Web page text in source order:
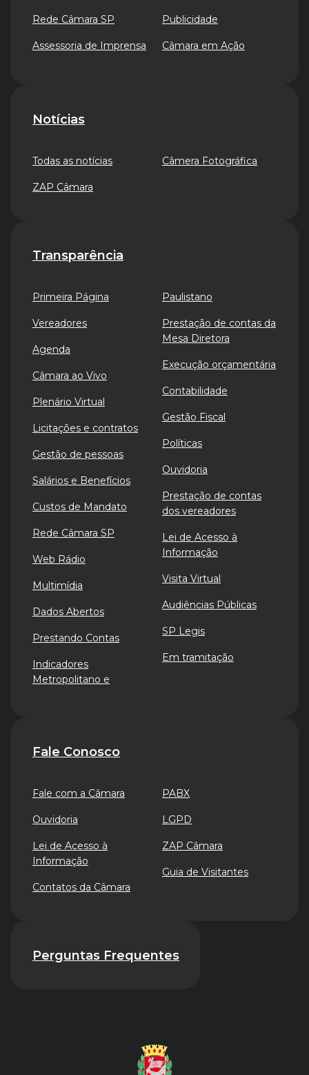
Rede Câmara SP
Assessoria de Imprensa
Publicidade
Câmara em Ação
Notícias
Todas as notícias
ZAP Câmara
Câmera Fotográfica
Transparência
Primeira Página
Vereadores
Agenda
Câmara ao Vivo
Plenário Virtual
Licitações e contratos
Gestão de pessoas
Salários e Benefícios
Custos de Mandato
Rede Câmara SP
Web Rádio
Multimídia
Dados Abertos
Prestando Contas
Indicadores
Metropolitano e
Paulistano
Prestação de contas da
Mesa Diretora
Execução orçamentária
Contabilidade
Gestão Fiscal
Políticas
Ouvidoria
Prestação de contas
dos vereadores
Lei de Acesso à
Informação
Visita Virtual
Audiências Públicas
SP Legis
Em tramitação
Fale Conosco
Fale com a Câmara
Ouvidoria
Lei de Acesso à
Informação
Contatos da Câmara
PABX
LGPD
ZAP Câmara
Guia de Visitantes
Perguntas Frequentes